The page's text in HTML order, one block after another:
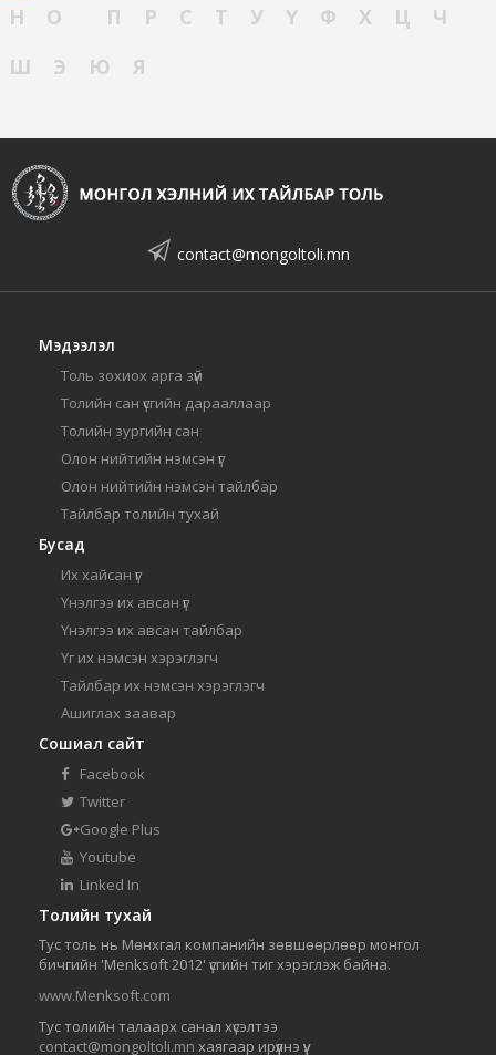
Н
О П Р С Т У Ү Ф Х Ц
Ч
Ш
Э Ю Я
contact@mongoltoli.mn
Мэдээлэл
Толь зохиох арга зүй
Толийн сан үсгийн дарааллаар
Толийн зургийн сан
Олон нийтийн нэмсэн үг
Олон нийтийн нэмсэн тайлбар
Тайлбар толийн тухай
Бусад
Их хайсан үг
Үнэлгээ их авсан үг
Үнэлгээ их авсан тайлбар
Үг их нэмсэн хэрэглэгч
Тайлбар их нэмсэн хэрэглэгч
Ашиглах заавар
Сошиал сайт
Facebook
Twitter
Google Plus
Youtube
Linked In
Толийн тухай
Тус толь нь Мөнхгал компанийн зөвшөөрлөөр монгол
бичгийн 'Menksoft 2012' үсгийн тиг хэрэглэж байна.
www.Menksoft.com
Тус толийн талаарх санал хүсэлтээ
contact@mongoltoli.mn хаягаар ирүүлнэ үү.